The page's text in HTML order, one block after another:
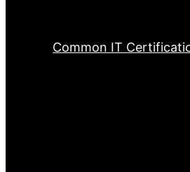
Common IT